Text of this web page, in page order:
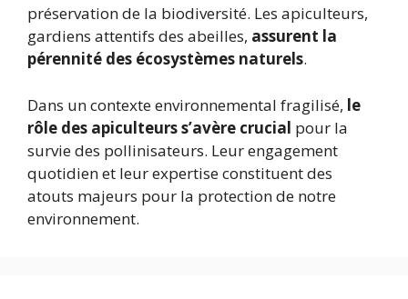
préservation de la biodiversité. Les apiculteurs,
gardiens attentifs des abeilles, assurent la
pérennité des écosystèmes naturels.
Dans un contexte environnemental fragilisé, le
rôle des apiculteurs s’avère crucial pour la
survie des pollinisateurs. Leur engagement
quotidien et leur expertise constituent des
atouts majeurs pour la protection de notre
environnement.